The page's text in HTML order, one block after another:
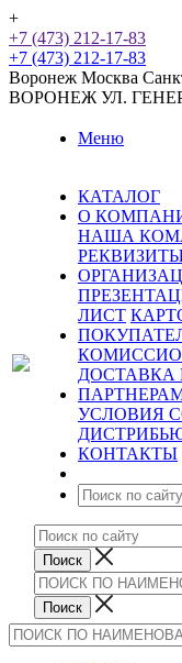
+
+7 (473) 212-17-83
+7 (473) 212-17-83
Воронеж Москва
ВОРОНЕЖ УЛ.
Меню
КАТАЛОГ
О
НАША
ЛИСТ
ДОСТАВКА
УСЛОВИЯ
КОНТАКТЫ